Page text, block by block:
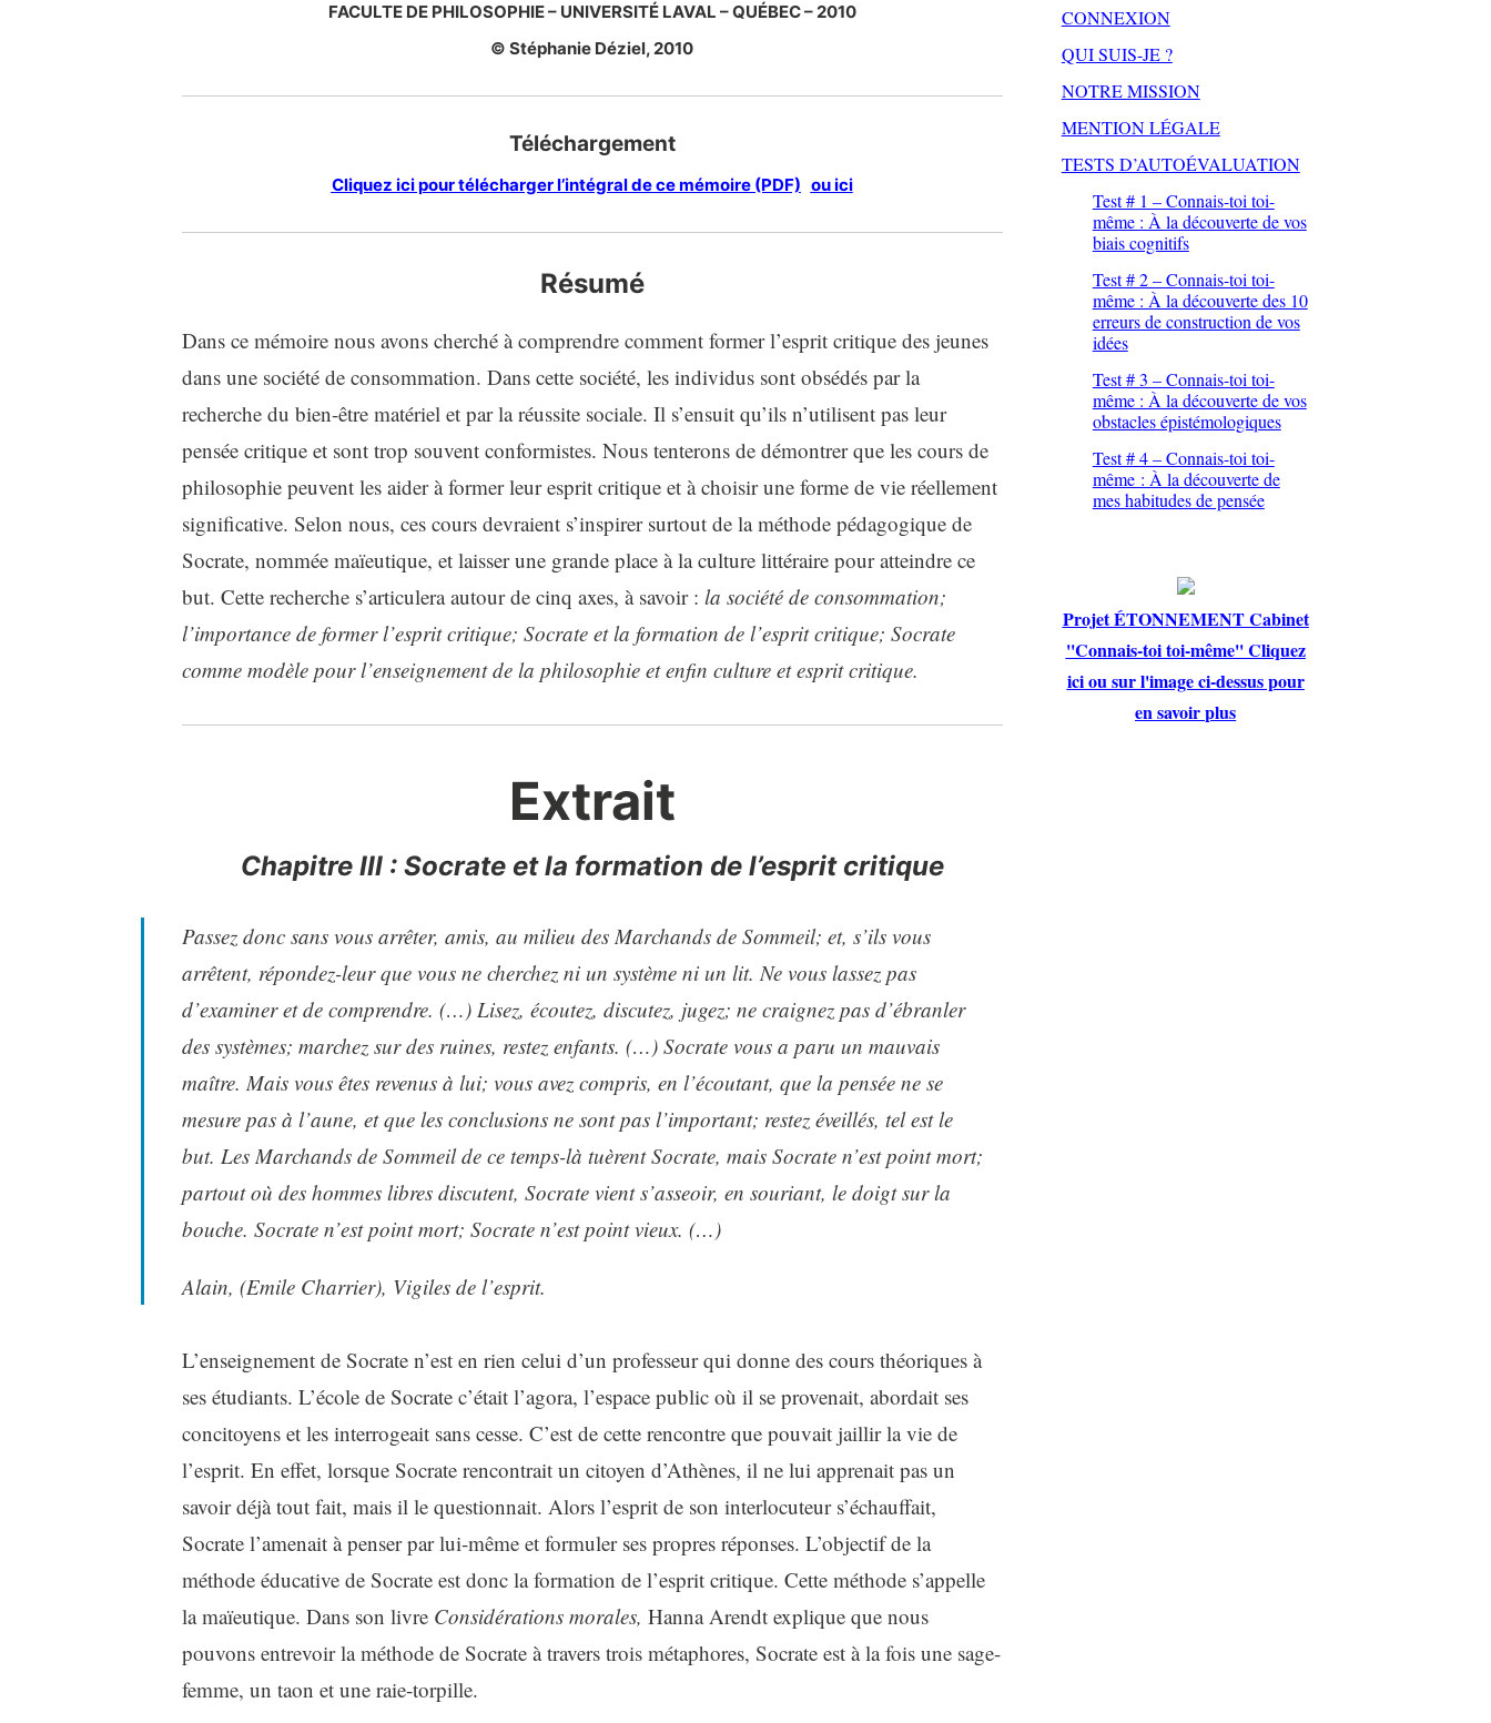
FACULTE DE PHILOSOPHIE – UNIVERSITÉ LAVAL – QUÉBEC – 2010
© Stéphanie Déziel, 2010
Téléchargement
Cliquez ici pour télécharger l’intégral de ce mémoire (PDF) ou ici
Résumé
Dans ce mémoire nous avons cherché à comprendre comment former l’esprit critique des jeunes
dans une société de consommation. Dans cette société, les individus sont obsédés par la
recherche du bien-être matériel et par la réussite sociale. Il s’ensuit qu’ils n’utilisent pas leur
pensée critique et sont trop souvent conformistes. Nous tenterons de démontrer que les cours de
philosophie peuvent les aider à former leur esprit critique et à choisir une forme de vie réellement
significative. Selon nous, ces cours devraient s’inspirer surtout de la méthode pédagogique de
Socrate, nommée maïeutique, et laisser une grande place à la culture littéraire pour atteindre ce
but. Cette recherche s’articulera autour de cinq axes, à savoir : la société de consommation;
l’importance de former l’esprit critique; Socrate et la formation de l’esprit critique; Socrate
comme modèle pour l’enseignement de la philosophie et enfin culture et esprit critique.
Extrait
Chapitre III : Socrate et la formation de l’esprit critique
Passez donc sans vous arrêter, amis, au milieu des Marchands de Sommeil; et, s’ils vous
arrêtent, répondez-leur que vous ne cherchez ni un système ni un lit. Ne vous lassez pas
d’examiner et de comprendre. (…) Lisez, écoutez, discutez, jugez; ne craignez pas d’ébranler
des systèmes; marchez sur des ruines, restez enfants. (…) Socrate vous a paru un mauvais
maître. Mais vous êtes revenus à lui; vous avez compris, en l’écoutant, que la pensée ne se
mesure pas à l’aune, et que les conclusions ne sont pas l’important; restez éveillés, tel est le
but. Les Marchands de Sommeil de ce temps-là tuèrent Socrate, mais Socrate n’est point mort;
partout où des hommes libres discutent, Socrate vient s’asseoir, en souriant, le doigt sur la
bouche. Socrate n’est point mort; Socrate n’est point vieux. (…)
Alain, (Emile Charrier), Vigiles de l’esprit.
L’enseignement de Socrate n’est en rien celui d’un professeur qui donne des cours théoriques à
ses étudiants. L’école de Socrate c’était l’agora, l’espace public où il se provenait, abordait ses
concitoyens et les interrogeait sans cesse. C’est de cette rencontre que pouvait jaillir la vie de
l’esprit. En effet, lorsque Socrate rencontrait un citoyen d’Athènes, il ne lui apprenait pas un
savoir déjà tout fait, mais il le questionnait. Alors l’esprit de son interlocuteur s’échauffait,
Socrate l’amenait à penser par lui-même et formuler ses propres réponses. L’objectif de la
méthode éducative de Socrate est donc la formation de l’esprit critique. Cette méthode s’appelle
la maïeutique. Dans son livre Considérations morales, Hanna Arendt explique que nous
pouvons entrevoir la méthode de Socrate à travers trois métaphores, Socrate est à la fois une sage-
femme, un taon et une raie-torpille.
CONNEXION
QUI SUIS-JE ?
NOTRE MISSION
MENTION LÉGALE
TESTS D’AUTOÉVALUATION
Test # 1 – Connais-toi toi-
même : À la découverte de vos
biais cognitifs
Test # 2 – Connais-toi toi-
même : À la découverte des 10
erreurs de construction de vos
idées
Test # 3 – Connais-toi toi-
même : À la découverte de vos
obstacles épistémologiques
Test # 4 – Connais-toi toi-
même : À la découverte de
mes habitudes de pensée
Projet ÉTONNEMENT Cabinet
''Connais-toi toi-même'' Cliquez
ici ou sur l'image ci-dessus pour
en savoir plus